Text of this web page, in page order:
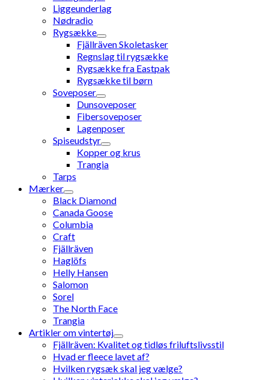
Liggeunderlag
Nødradio
Rygsække
Fjällräven Skoletasker
Regnslag til rygsække
Rygsække fra Eastpak
Rygsække til børn
Soveposer
Dunsoveposer
Fibersoveposer
Lagenposer
Spiseudstyr
Kopper og krus
Trangia
Tarps
Mærker
Black Diamond
Canada Goose
Columbia
Craft
Fjällräven
Haglöfs
Helly Hansen
Salomon
Sorel
The North Face
Trangia
Artikler om vintertøj
Fjällräven: Kvalitet og tidløs friluftslivsstil
Hvad er fleece lavet af?
Hvilken rygsæk skal jeg vælge?